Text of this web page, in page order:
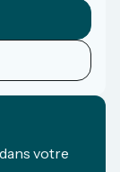
votre